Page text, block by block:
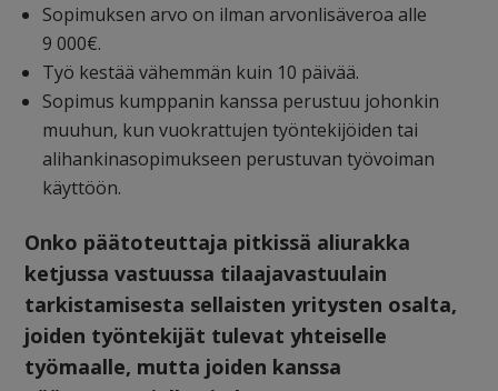
Sopimuksen arvo on ilman arvonlisäveroa alle
9 000€.
Työ kestää vähemmän kuin 10 päivää.
Sopimus kumppanin kanssa perustuu johonkin
muuhun, kun vuokrattujen työntekijöiden tai
alihankinasopimukseen perustuvan työvoiman
käyttöön.
Onko päätoteuttaja pitkissä aliurakka
ketjussa vastuussa tilaajavastuulain
tarkistamisesta sellaisten yritysten osalta,
joiden työntekijät tulevat yhteiselle
työmaalle, mutta joiden kanssa